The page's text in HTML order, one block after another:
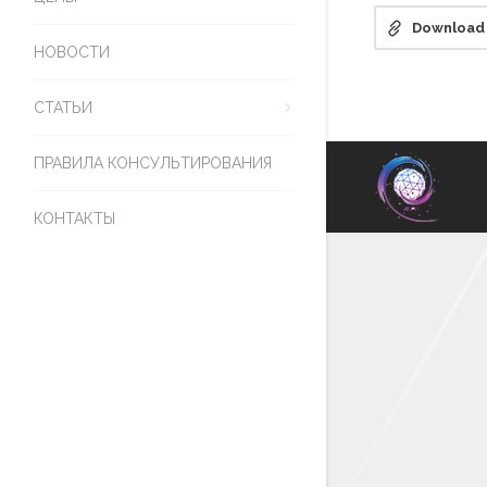
НОВОСТИ
СТАТЬИ
ПРАВИЛА КОНСУЛЬТИРОВАНИЯ
КОНТАКТЫ
Download